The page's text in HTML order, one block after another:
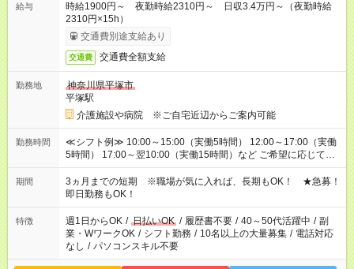
給与
時給1900円～ 夜勤時給2310円～ 日収3.4万円～（夜勤時給
2310円×15h）
交通費別途支給あり
交通費 交通費全額支給
勤務地
神奈川県平塚市
平塚駅
介護施設や病院 ※ご自宅近辺からご案内可能
勤務時間
≪シフト例≫ 10:00～15:00（実働5時間） 12:00～17:00（実働
5時間） 17:00～翌10:00（実働15時間）など ご希望に応じて、
働く時間は調整できます！ お気軽に担当へ相談ください！
期間
3ヵ月までの短期 ※職場が気に入れば、長期もOK！ ★急募！
即日勤務もOK！
特徴 週1日からOK / 日払いOK / 履歴書不要 / 40～50代活躍中 / 副
業・WワークOK / シフト勤務 / 10名以上の大量募集 / 電話対応
なし / パソコンスキル不要